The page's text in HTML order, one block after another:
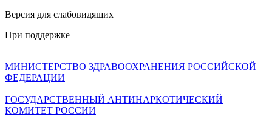
Версия для слабовидящих
При поддержке
МИНИСТЕРСТВО ЗДРАВООХРАНЕНИЯ РОССИЙСКОЙ
ФЕДЕРАЦИИ
ГОСУДАРСТВЕННЫЙ АНТИНАРКОТИЧЕСКИЙ
КОМИТЕТ РОССИИ